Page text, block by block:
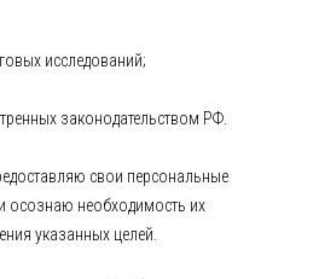
исследований;
законодательством РФ.
свои персональные
осознаю необходимость их
указанных целей.